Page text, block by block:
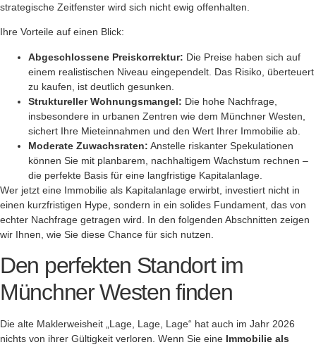
strategische Zeitfenster wird sich nicht ewig offenhalten.
Ihre Vorteile auf einen Blick:
Abgeschlossene Preiskorrektur: Die Preise haben sich auf
einem realistischen Niveau eingependelt. Das Risiko, überteuert
zu kaufen, ist deutlich gesunken.
Struktureller Wohnungsmangel: Die hohe Nachfrage,
insbesondere in urbanen Zentren wie dem Münchner Westen,
sichert Ihre Mieteinnahmen und den Wert Ihrer Immobilie ab.
Moderate Zuwachsraten: Anstelle riskanter Spekulationen
können Sie mit planbarem, nachhaltigem Wachstum rechnen –
die perfekte Basis für eine langfristige Kapitalanlage.
Wer jetzt eine Immobilie als Kapitalanlage erwirbt, investiert nicht in
einen kurzfristigen Hype, sondern in ein solides Fundament, das von
echter Nachfrage getragen wird. In den folgenden Abschnitten zeigen
wir Ihnen, wie Sie diese Chance für sich nutzen.
Den perfekten Standort im
Münchner Westen finden
Die alte Maklerweisheit „Lage, Lage, Lage“ hat auch im Jahr 2026
nichts von ihrer Gültigkeit verloren. Wenn Sie eine Immobilie als